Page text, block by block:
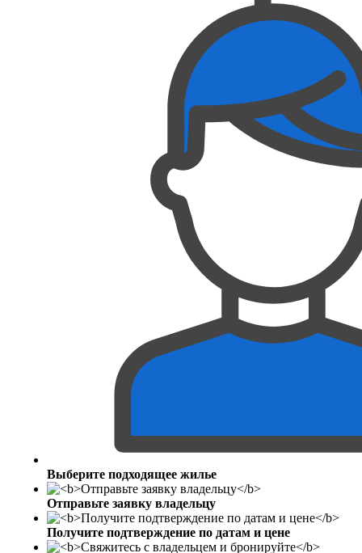
Выберите подходящее жилье
Отправьте заявку владельцу
Получите подтверждение по датам и цене